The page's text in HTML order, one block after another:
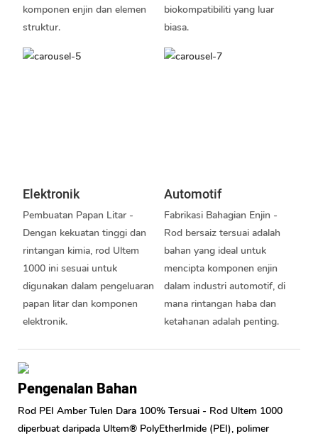
komponen enjin dan elemen
struktur.
biokompatibiliti yang luar
biasa.
Elektronik
Pembuatan Papan Litar -
Dengan kekuatan tinggi dan
rintangan kimia, rod Ultem
1000 ini sesuai untuk
digunakan dalam pengeluaran
papan litar dan komponen
elektronik.
Automotif
Fabrikasi Bahagian Enjin -
Rod bersaiz tersuai adalah
bahan yang ideal untuk
mencipta komponen enjin
dalam industri automotif, di
mana rintangan haba dan
ketahanan adalah penting.
Pengenalan Bahan
Rod PEI Amber Tulen Dara 100% Tersuai - Rod Ultem 1000
diperbuat daripada Ultem® PolyEtherImide (PEI), polimer